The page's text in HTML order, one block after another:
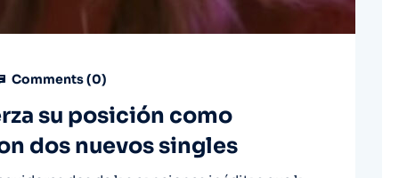
Comments (0)
su posición como
dos nuevos singles